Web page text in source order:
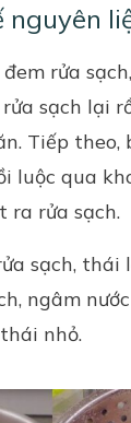
nguyên
rửa
sạch lại
Tiếp theo,
luộc qua
ra rửa sạch.
sạch, thái
ngâm
nhỏ.